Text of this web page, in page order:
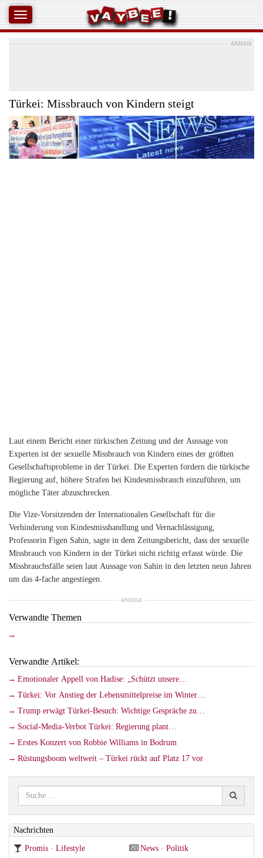
ANZEIGE
Türkei: Missbrauch von Kindern steigt
Laut einem Bericht einer türkischen Zeitung und der Aussage von
Experten ist der sexuelle Missbrauch von Kindern eines der größten
Gesellschaftsprobleme in der Türkei. Die Experten fordern die türkische
Regierung auf, höhere Strafen bei Kindesmissbrauch einzuführen, um
mögliche Täter abzuschrecken.
Die Vize-Vorsitzenden der Internationalen Gesellschaft für die
Verhinderung von Kindesmisshandlung und Vernachlässigung,
Professorin Figen Sahin, sagte in dem Zeitungsbericht, dass der sexuelle
Missbrauch von Kindern in der Türkei nicht richtig erfasst würde. Die
Missbrauchsfälle seien laut Aussage von Sahin in den letzten neun Jahren
um das 4-fache angestiegen.
ANZEIGE
Verwandte Themen
Verwandte Artikel:
Emotionaler Appell von Hadise: „Schützt unsere…
Türkei: Vor Anstieg der Lebensmittelpreise im Winter…
Trump erwägt Türkei-Besuch: Wichtige Gespräche zu…
Social-Media-Verbot Türkei: Regierung plant…
Erstes Konzert von Robbie Williams in Bodrum
Rüstungsboom weltweit – Türkei rückt auf Platz 17 vor
Nachrichten
Promis · Lifestyle
News · Politik